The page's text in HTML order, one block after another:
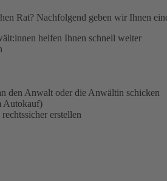
Rat? Nachfolgend geben wir Ihnen
helfen Ihnen schnell weiter
den Anwalt oder die Anwältin schicken
Autokauf)
erstellen